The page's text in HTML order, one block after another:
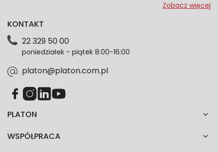
przeze mnie adres e-mail informacje marketingowe
dotyczące danych osobowych znajdziesz w naszej
każdym czasie. Wycofanie zgody nie wpłynie na
zgodność z prawem przetwarzania dokonanego przed
Zobacz więcej
PLATON
WSPÓŁPRACA
KONTAKT
22 329 50 00
poniedziałek - piątek 8:00-16:00
platon@platon.com.pl